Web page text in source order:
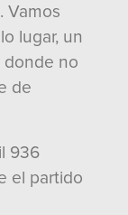
Vamos
lugar, un
donde no
de
936
el partido